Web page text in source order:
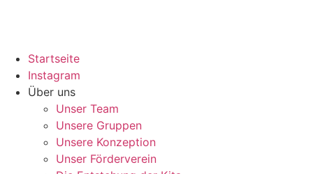
Startseite
Instagram
Über uns
Unser Team
Unsere Gruppen
Unsere Konzeption
Unser Förderverein